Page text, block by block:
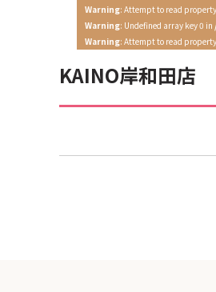
Warning: Attempt to read
Warning: Undefined array key 0 in
Warning: Attempt to read
KAINO岸和田店